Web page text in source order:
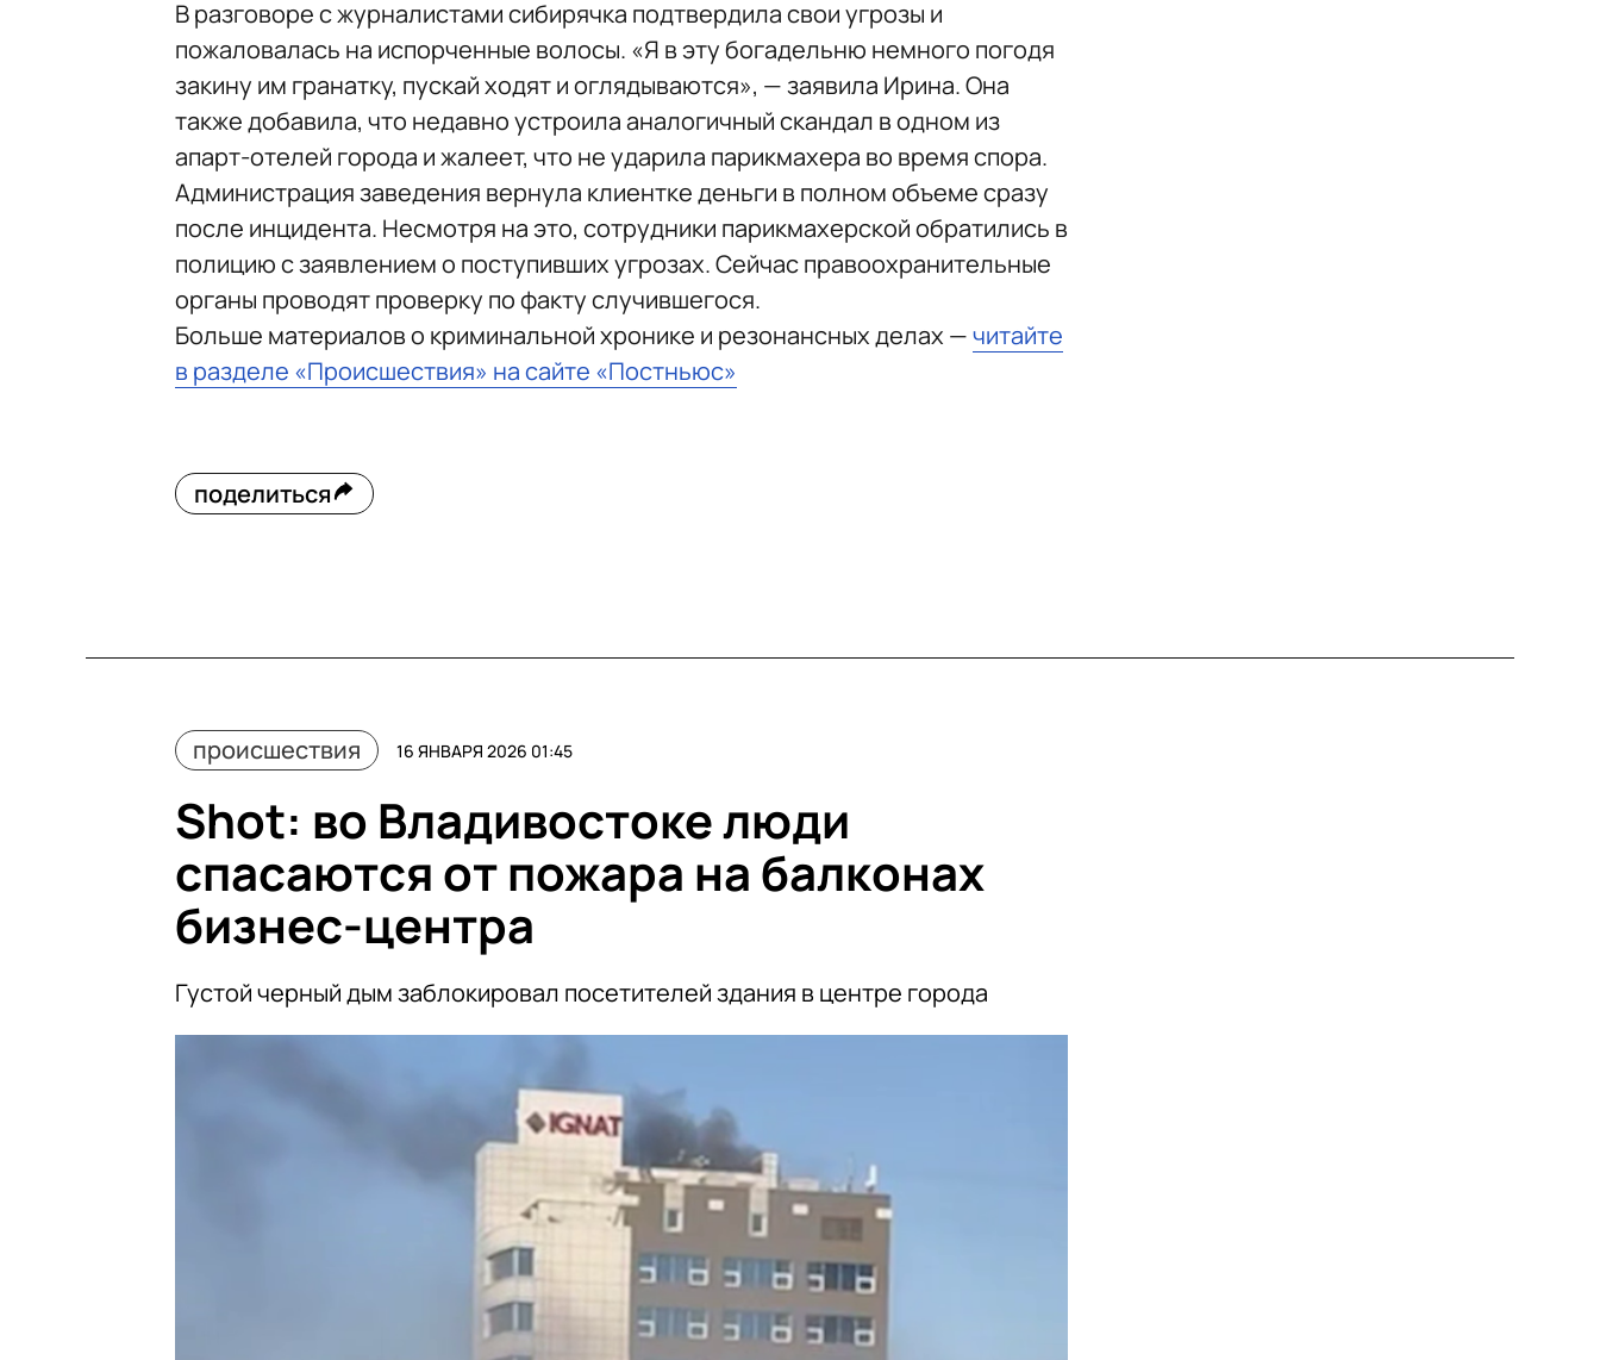
В разговоре с журналистами сибирячка подтвердила свои угрозы и
пожаловалась на испорченные волосы. «Я в эту богадельню немного погодя
закину им гранатку, пускай ходят и оглядываются», — заявила Ирина. Она
также добавила, что недавно устроила аналогичный скандал в одном из
апарт-отелей города и жалеет, что не ударила парикмахера во время спора.
Администрация заведения вернула клиентке деньги в полном объеме сразу
после инцидента. Несмотря на это, сотрудники парикмахерской обратились в
полицию с заявлением о поступивших угрозах. Сейчас правоохранительные
органы проводят проверку по факту случившегося.
Больше материалов о криминальной хронике и резонансных делах —читайте
в разделе «Происшествия» на сайте «Постньюс»
поделиться
происшествия 16 ЯНВАРЯ 2026 01:45
Shot: во Владивостоке люди
спасаются от пожара на балконах
бизнес-центра
Густой черный дым заблокировал посетителей здания в центре города